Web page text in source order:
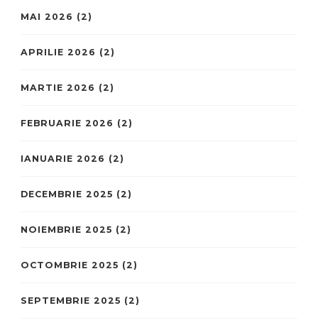
MAI 2026 (2)
APRILIE 2026 (2)
MARTIE 2026 (2)
FEBRUARIE 2026 (2)
IANUARIE 2026 (2)
DECEMBRIE 2025 (2)
NOIEMBRIE 2025 (2)
OCTOMBRIE 2025 (2)
SEPTEMBRIE 2025 (2)